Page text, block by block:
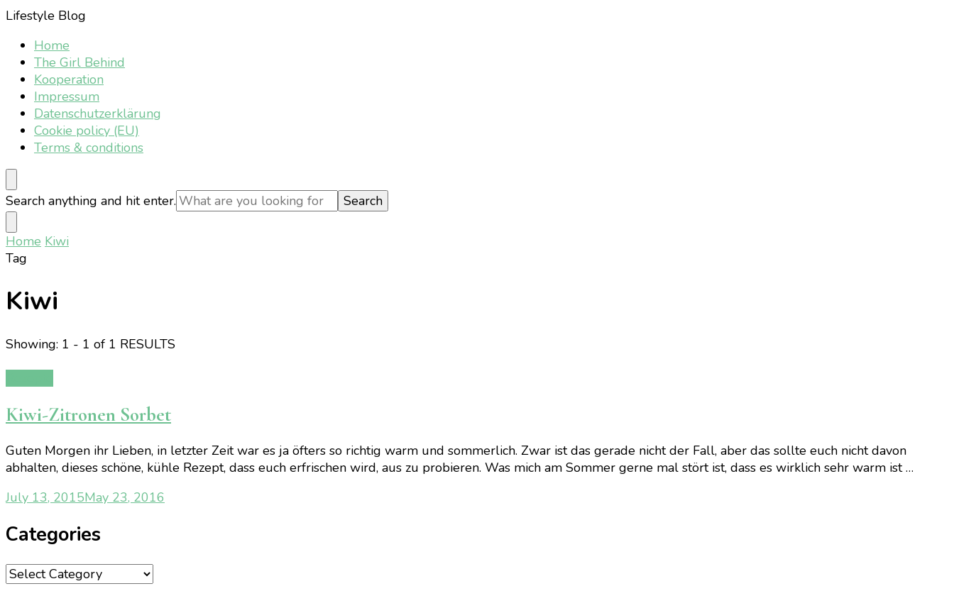
Lifestyle Blog
Home
The Girl Behind
Kooperation
Impressum
Datenschutzerklärung
Cookie policy (EU)
Terms & conditions
Looking
for
Something?
Search anything and hit enter.
Home Kiwi
Tag
Kiwi
Showing: 1 - 1 of 1 RESULTS
Kiwi-Zitronen Sorbet
Guten Morgen ihr Lieben, in letzter Zeit war es ja öfters so richtig warm und sommerlich. Zwar ist das gerade nicht der Fall, aber das sollte euch nicht davon
abhalten, dieses schöne, kühle Rezept, dass euch erfrischen wird, aus zu probieren. Was mich am Sommer gerne mal stört ist, dass es wirklich sehr warm ist …
July 13, 2015May 23, 2016
Categories
Categories